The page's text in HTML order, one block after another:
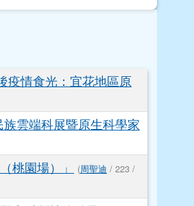
疫情食光：宜花地區原
雲端科展暨原生科學家
桃園場）」 (周聖迪 / 223 /